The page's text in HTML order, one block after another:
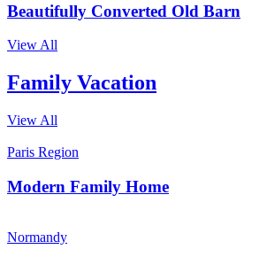
Beautifully Converted Old Barn
View All
Family Vacation
View All
Paris Region
Modern Family Home
Normandy